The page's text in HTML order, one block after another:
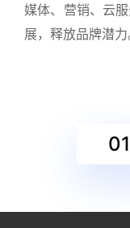
媒体、营销、云
展，释放品牌潜力